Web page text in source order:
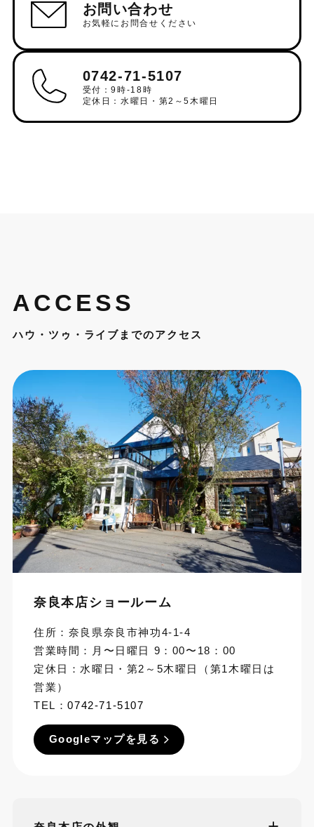
お問い合わせ
お気軽にお問合せください
0742-71-5107
受付：9時-18時
定休日：水曜日・第2～5木曜日
ACCESS
ハウ・ツゥ・ライブまでのアクセス
奈良本店ショールーム
住所：奈良県奈良市神功4-1-4
営業時間：月〜日曜日 9：00〜18：00
定休日：水曜日・第2～5木曜日（第1木曜日は
営業）
TEL：0742-71-5107
Googleマップを見る